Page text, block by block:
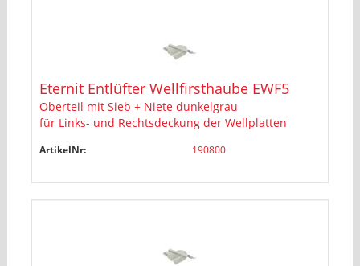
Eternit Entlüfter Wellfirsthaube EWF5
Oberteil mit Sieb + Niete dunkelgrau
für Links- und Rechtsdeckung der Wellplatten
ArtikelNr: 190800